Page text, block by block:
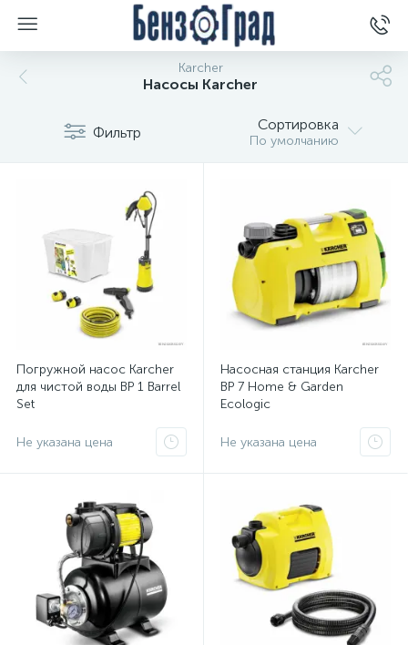
Karcher
Насосы Karcher
Фильтр Сортировка
По умолчанию
Погружной насос Karcher
для чистой воды BP 1 Barrel
Set
Не указана цена
Насосная станция Karcher
BP 7 Home & Garden
Ecologic
Не указана цена